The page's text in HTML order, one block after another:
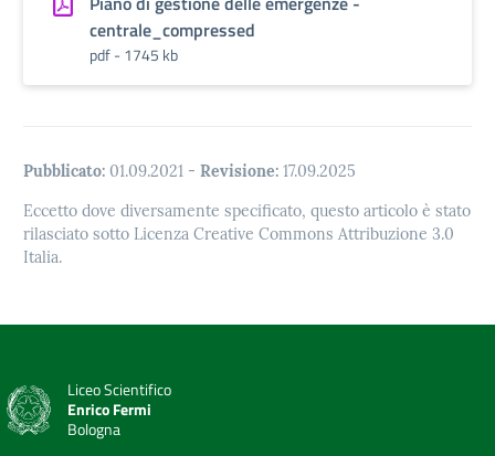
centrale_compressed
pdf - 1745 kb
Pubblicato: 01.09.2021 - Revisione: 17.09.2025
Eccetto dove diversamente specificato, questo articolo è stato
rilasciato sotto Licenza Creative Commons Attribuzione 3.0
Italia.
Liceo Scientifico
Enrico Fermi
Bologna